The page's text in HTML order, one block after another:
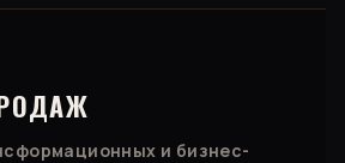
и бизнес-